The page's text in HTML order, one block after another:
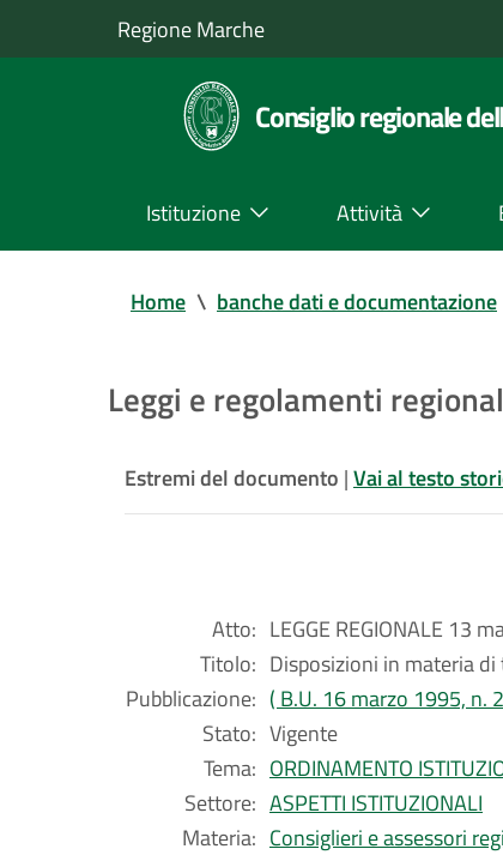
Regione Marche
Consiglio regionale
Istituzione Attività
Home \ banche dati e documentazione
Leggi e regolamenti
Estremi del documento |Vai al testo
Atto: LEGGE REGIONALE 13
Titolo: Disposizioni in materia
Pubblicazione: ( B.U. 16 marzo 1995, n.
Stato: Vigente
Tema: ORDINAMENTO
Settore: ASPETTI ISTITUZIONALI
Materia: Consiglieri e assessori